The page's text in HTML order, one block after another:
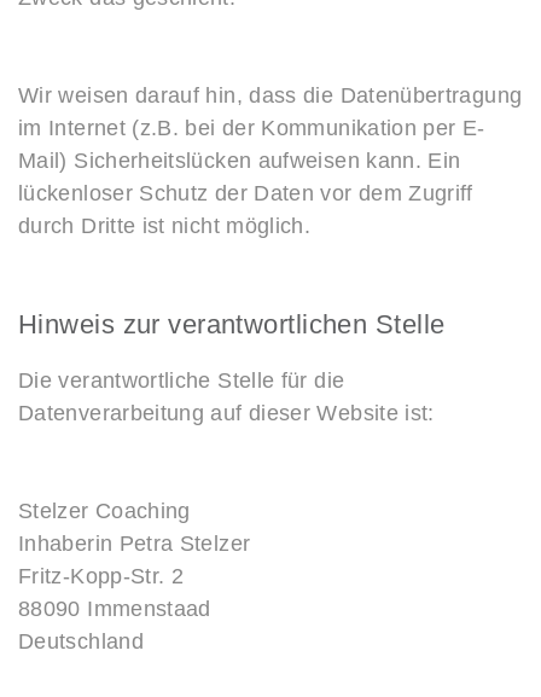
Wir weisen darauf hin, dass die Datenübertragung
im Internet (z.B. bei der Kommunikation per E-
Mail) Sicherheitslücken aufweisen kann. Ein
lückenloser Schutz der Daten vor dem Zugriff
durch Dritte ist nicht möglich.
Hinweis zur verantwortlichen Stelle
Die verantwortliche Stelle für die
Datenverarbeitung auf dieser Website ist:
Stelzer Coaching
Inhaberin Petra Stelzer
Fritz-Kopp-Str. 2
88090 Immenstaad
Deutschland